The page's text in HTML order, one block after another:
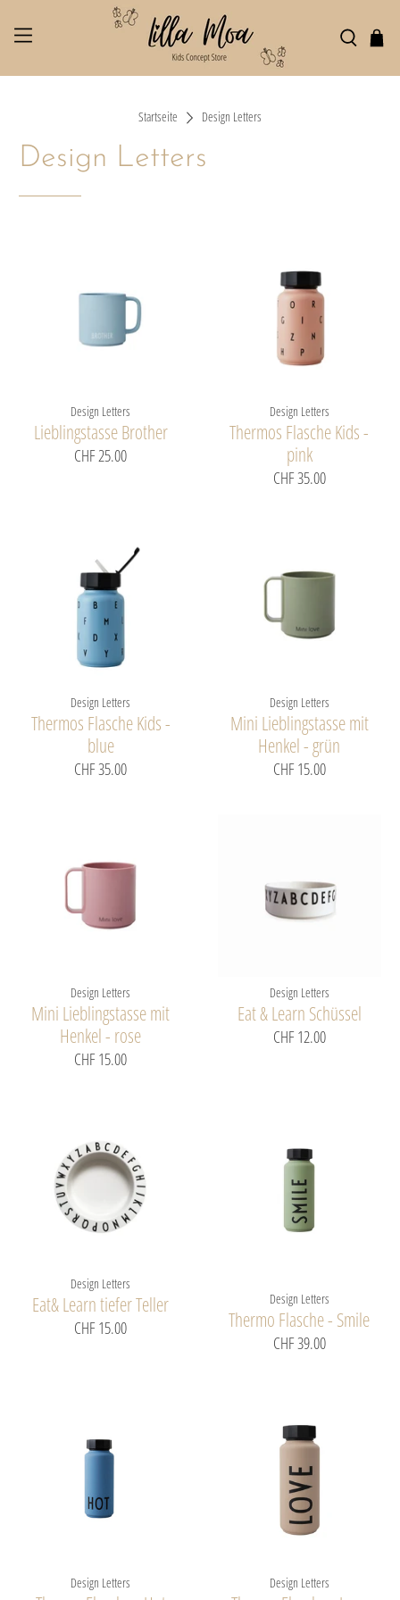
Startseite Design Letters
Design Letters
Design Letters
Lieblingstasse Brother
CHF 25.00
Design Letters
Thermos Flasche Kids -
pink
CHF 35.00
Design Letters
Thermos Flasche Kids -
blue
CHF 35.00
Design Letters
Mini Lieblingstasse mit
Henkel - grün
CHF 15.00
Design Letters
Mini Lieblingstasse mit
Henkel - rose
CHF 15.00
Design Letters
Eat & Learn Schüssel
CHF 12.00
Design Letters
Eat& Learn tiefer Teller
CHF 15.00
Design Letters
Thermo Flasche - Smile
CHF 39.00
Design Letters Design Letters